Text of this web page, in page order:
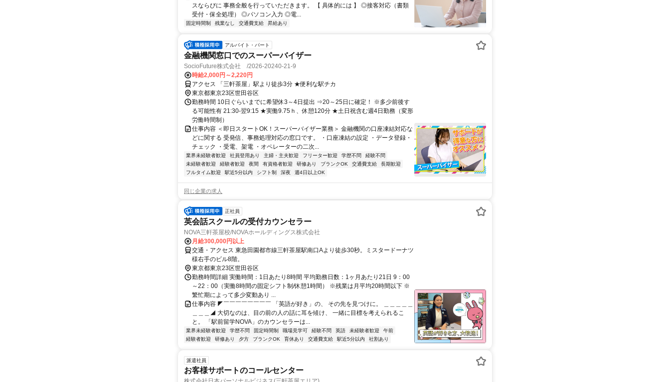
スならびに 事務全般を行っていただきます。 【 具体的には 】 ◎接客対応（書類
受付・保全処理） ◎パソコン入力 ◎電...
固定時間制 残業なし 交通費支給 昇給あり
アルバイト・パート
金融機関窓口でのスーパーバイザー
SocioFuture株式会社 /2026-20240-21-9
時給2,000円～2,220円
アクセス 「三軒茶屋」駅より徒歩3分 ★便利な駅チカ
東京都東京23区世田谷区
勤務時間 10日ぐらいまでに希望休3～4日提出 ⇒20～25日に確定！ ※多少前後す
る可能性有 21:30-翌9:15 ★実働9.75ｈ、休憩120分 ★土日祝含む週4日勤務（変形
労働時間制）
仕事内容 ＜即日スタートOK！スーパーバイザー業務＞ 金融機関の口座凍結対応な
どに関する 受発信、事務処理対応の窓口です。 ・口座凍結の設定 ・データ登録・
チェック ・受電、架電 ・オペレーターの二次...
業界未経験者歓迎 社員登用あり 主婦・主夫歓迎 フリーター歓迎 学歴不問
経験不問
未経験者歓迎
経験者歓迎 夜間 有資格者歓迎 研修あり ブランクOK 交通費支給
長期歓迎
フルタイム歓迎
駅近5分以内 シフト制 深夜 週4日以上OK
同じ企業の求人
正社員
英会話スクールの受付カウンセラー
NOVA三軒茶屋校/NOVAホールディングス株式会社
月給300,000円以上
交通・アクセス 東急田園都市線三軒茶屋駅南口Aより徒歩30秒。ミスタードーナツ
様右手のビル8階。
東京都東京23区世田谷区
勤務時間詳細 実働時間：1日あたり8時間 平均勤務日数：1ヶ月あたり21日 9：00
～22：00（実働8時間の固定シフト制/休憩1時間） ※残業は月平均20時間以下 ※
繁忙期によって多少変動あり ...
仕事内容 ◤￣￣￣￣￣￣￣￣ 「英語が好き」の、 その先を見つけに。 ＿＿＿＿＿
＿＿＿◢ 大切なのは、目の前の人の話に耳を傾け、 一緒に目標を考えられるこ
と。 「駅前留学NOVA」のカウンセラーは...
業界未経験者歓迎 学歴不問 固定時間制 職場見学可 経験不問 英語 未経験者歓迎
午前
経験者歓迎
研修あり 夕方 ブランクOK 育休あり 交通費支給 駅近5分以内 社割あり
派遣社員
お客様サポートのコールセンター